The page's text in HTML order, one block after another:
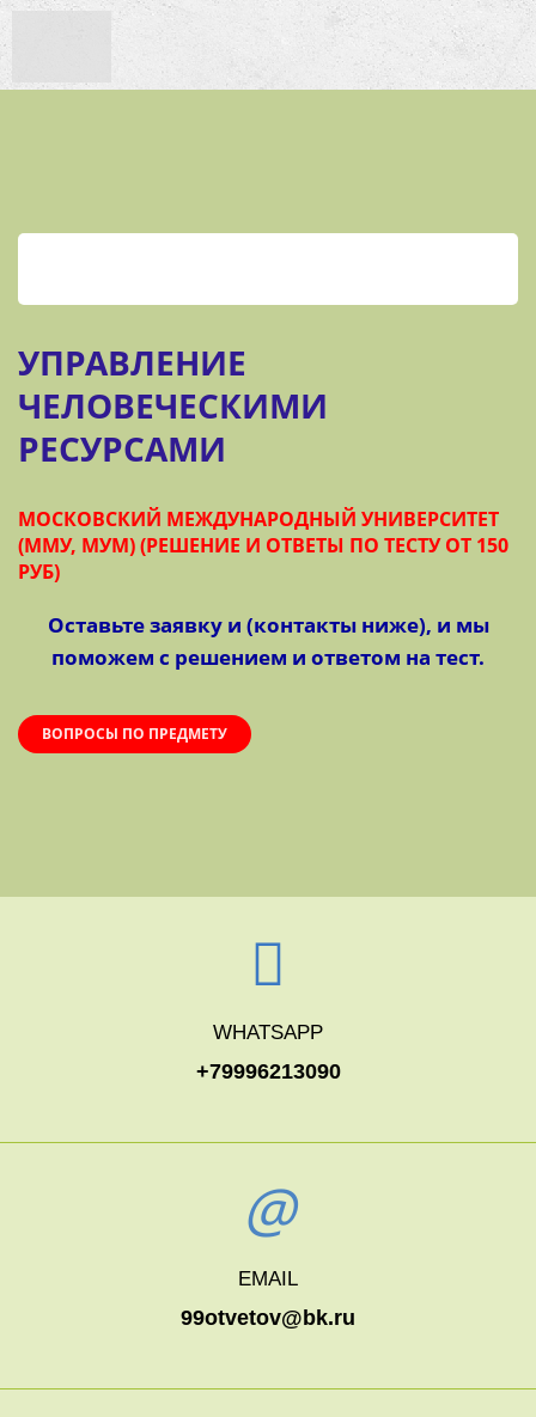
УПРАВЛЕНИЕ
ЧЕЛОВЕЧЕСКИМИ
РЕСУРСАМИ
МОСКОВСКИЙ МЕЖДУНАРОДНЫЙ УНИВЕРСИТЕТ
(ММУ, МУМ) (РЕШЕНИЕ И ОТВЕТЫ ПО ТЕСТУ ОТ 150
РУБ)
Оставьте заявку и (контакты ниже), и мы
поможем с решением и ответом на тест.
ВОПРОСЫ ПО ПРЕДМЕТУ
WHATSAPP
+79996213090
EMAIL
99otvetov@bk.ru